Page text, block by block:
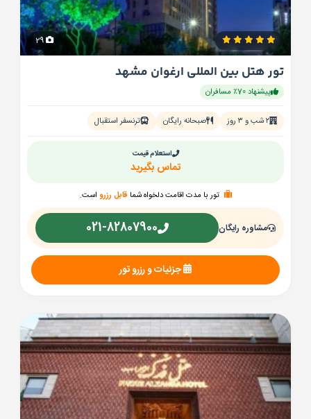
تور هتل بین المللی ارغوان مشهد
پیشنهاد 70٪ مسافران
۲ شب و ۳ روز صبحانه رایگان ترنسفر استقبال
استعلام قیمت
تماس بگیرید
تور با مدت اقامت دلخواه شما قابل رزرو است.
مشاوره رایگان 021-82807900
جزئیات و رزرو تور